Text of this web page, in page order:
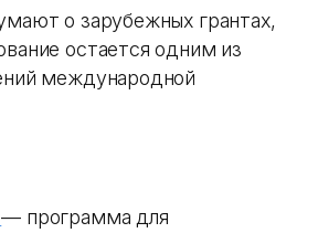
о зарубежных грантах,
остается одним из
международной
— программа для